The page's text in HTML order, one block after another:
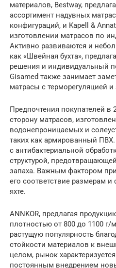
материалов, Bestway,
ассортимент надувных
конфигураций, и Kapell &
изготовлении матрасов по
Активно развиваются и
как «Швейная бухта»,
решения и индивидуальный
Gisamed также занимает
матрасы с терморегуляцией
Предпочтения покупателей в
сторону матрасов,
водонепроницаемых и
таких как армированный ПВХ.
с антибактериальной
структурой,
запаха. Важным фактором
его соответствие размерам
яхте.
ANNKOR, предлагая
плотностью от 800 до 1100 г/
растущую популярность
стойкости материалов к
целом, рынок
постоянным внедрением